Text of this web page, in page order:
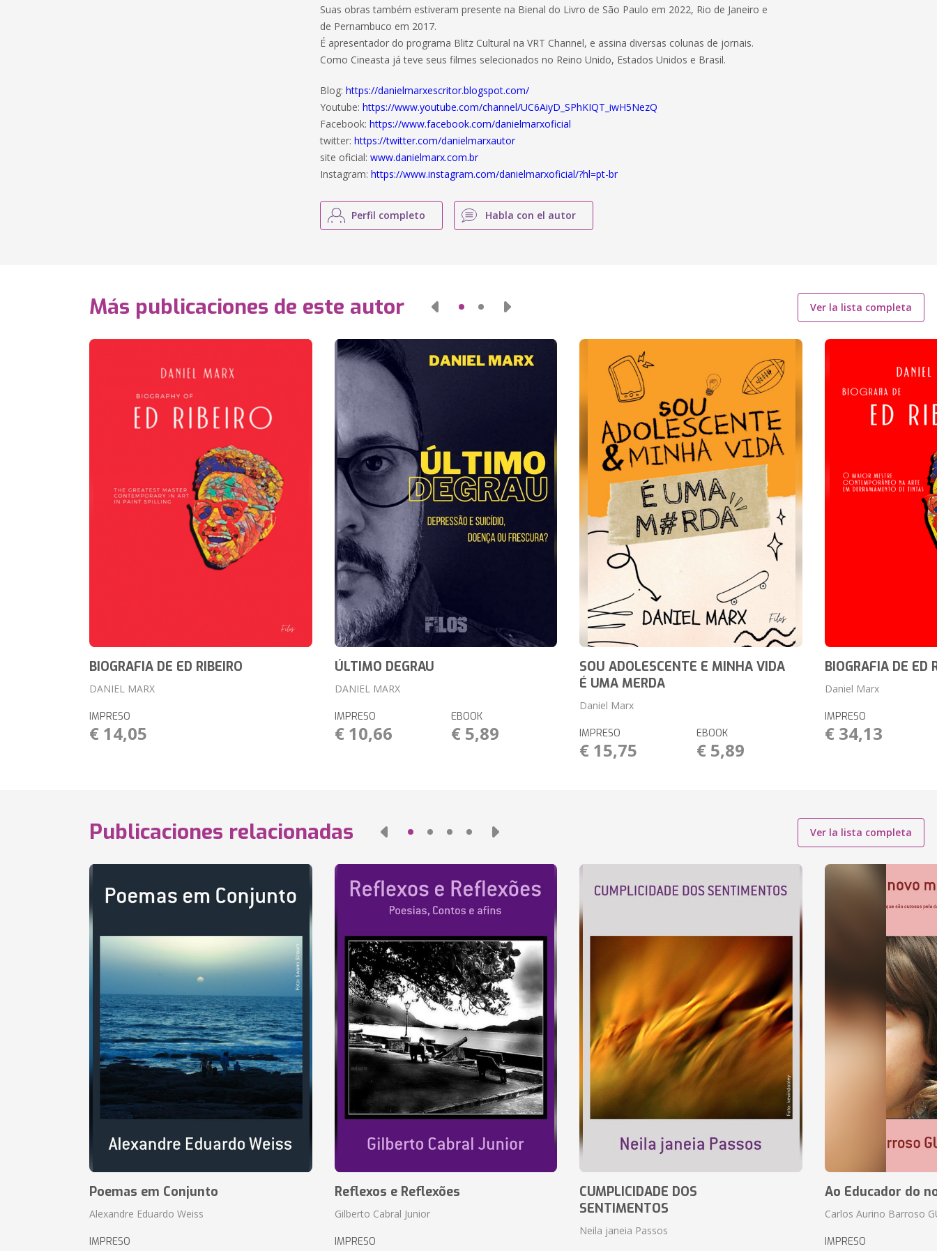
Suas obras também estiveram presente na Bienal do Livro de São Paulo em 2022, Rio de Janeiro e
de Pernambuco em 2017.
É apresentador do programa Blitz Cultural na VRT Channel, e assina diversas colunas de jornais.
Como Cineasta já teve seus filmes selecionados no Reino Unido, Estados Unidos e Brasil.
Blog:https://danielmarxescritor.blogspot.com/
Youtube:https://www.youtube.com/channel/UC6AiyD_SPhKIQT_iwH5NezQ
Facebook:https://www.facebook.com/danielmarxoficial
twitter:https://twitter.com/danielmarxautor
site oficial:www.danielmarx.com.br
Instagram:https://www.instagram.com/danielmarxoficial/?hl=pt-br
Perfil completo Habla con el autor
Más publicaciones de este autor Ver la lista completa
BIOGRAFIA DE ED RIBEIRO
DANIEL MARX
IMPRESO
€ 14,05
ÚLTIMO DEGRAU
DANIEL MARX
IMPRESO
€ 10,66
EBOOK
€ 5,89
SOU ADOLESCENTE E MINHA VIDA
É UMA MERDA
Daniel Marx
IMPRESO
€ 15,75
EBOOK
€ 5,89
BIOGRAFIA DE ED
Daniel Marx
IMPRESO
€ 34,13
Publicaciones relacionadas Ver la lista completa
Poemas em Conjunto
Alexandre Eduardo Weiss
IMPRESO
Reflexos e Reflexões
Gilberto Cabral Junior
IMPRESO
CUMPLICIDADE DOS
SENTIMENTOS
Neila janeia Passos
Ao Educador do
Carlos Aurino Barroso
IMPRESO